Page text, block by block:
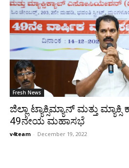
Fresh News
ಜಿಲ್ಲಾ ಟ್ಯಾಕ್ಸಿಮ್ಯಾನ್ ಮತ್ತು
49ನೇಯ ಮಹಾಸಭೆ
v4team - December 19, 2022